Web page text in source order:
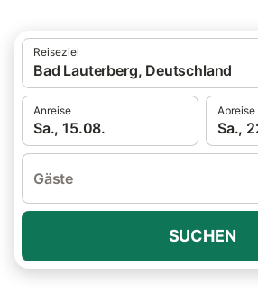
Reiseziel
Bad Lauterberg, Deutschland
Anreise
Sa., 15.08.
Abreise
Sa.,
Gäste
SUCHEN